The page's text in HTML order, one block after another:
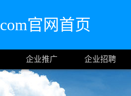
官网首页
企业推广 企业招聘